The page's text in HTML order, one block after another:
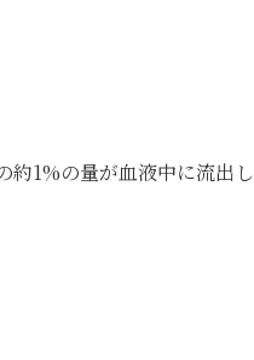
約1%の量が血液中に流出し